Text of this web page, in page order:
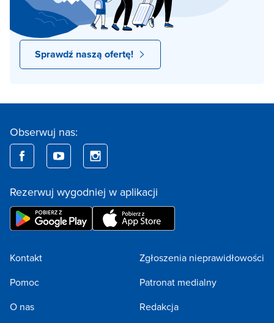
Sprawdź naszą ofertę!
Obserwuj nas:
Rezerwuj wygodniej w aplikacji
Kontakt
Pomoc
O nas
Zgłoszenia nieprawidłowości
Patronat medialny
Redakcja